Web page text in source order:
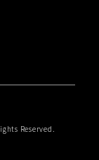
Reserved.